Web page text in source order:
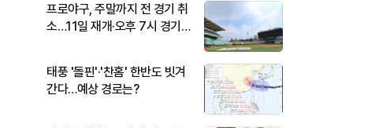
프로야구, 주말까지 전 경기 취
소…11일 재개·오후 7시 경기
태풍 '돌핀'·'찬홈' 한반도 빗겨
간다…예상 경로는?